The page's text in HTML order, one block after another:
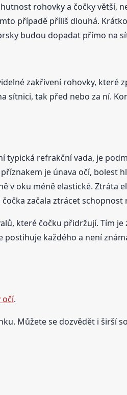
rohovky a čočky větší,
případě příliš dlouhá.
budou dopadat přímo na
zakřivení rohovky, které
sítnici, tak před nebo za ní.
refrakční vada, je
je únava očí, bolest
v oku méně elastické. Ztráta
začala ztrácet schopnost
které čočku přidržují. Tím
každého a není
očí.
Můžete se dozvědět i širší